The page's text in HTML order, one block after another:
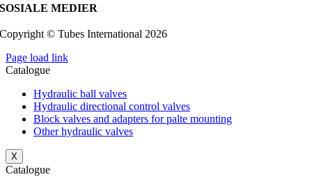
SOSIALE MEDIER
Copyright © Tubes International 2026
Page load link
Catalogue
Hydraulic ball valves
Hydraulic directional control valves
Block valves and adapters for palte mounting
Other hydraulic valves
X
Catalogue